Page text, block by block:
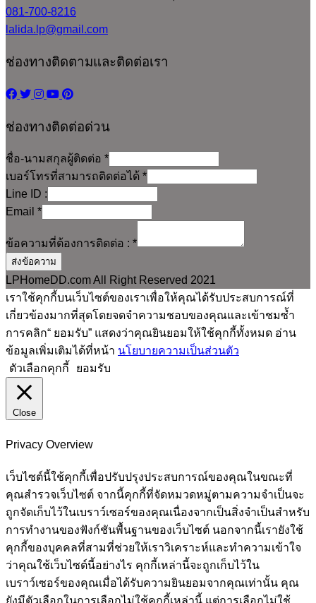
081-700-8216
lalida.lp@gmail.com
ช่องทางติดตามและติดต่อเรา
ช่องทางติดต่อด่วน
ชื่อ-นามสกุลผู้ติดต่อ *
เบอร์โทรที่สามารถติดต่อได้ *
Line ID :
Email *
ข้อความที่ต้องการติดต่อ : *
ส่งข้อความ
LPHomeDD.com All Right Reserved 2021
เราใช้คุกกี้บนเว็บไซต์ของเราเพื่อให้คุณได้รับประสบการณ์ที่
เกี่ยวข้องมากที่สุดโดยจดจำความชอบของคุณและเข้าชมซ้ำ
การคลิก“ ยอมรับ” แสดงว่าคุณยินยอมให้ใช้คุกกี้ทั้งหมด อ่าน
ข้อมูลเพิ่มเติมได้ที่หน้า นโยบายความเป็นส่วนตัว
ตัวเลือกคุกกี้
ยอมรับ
Close
Privacy Overview
เว็บไซต์นี้ใช้คุกกี้เพื่อปรับปรุงประสบการณ์ของคุณในขณะที่
คุณสำรวจเว็บไซต์ จากนี้คุกกี้ที่จัดหมวดหมู่ตามความจำเป็นจะ
ถูกจัดเก็บไว้ในเบราว์เซอร์ของคุณเนื่องจากเป็นสิ่งจำเป็นสำหรับ
การทำงานของฟังก์ชันพื้นฐานของเว็บไซต์ นอกจากนี้เรายังใช้
คุกกี้ของบุคคลที่สามที่ช่วยให้เราวิเคราะห์และทำความเข้าใจ
ว่าคุณใช้เว็บไซต์นี้อย่างไร คุกกี้เหล่านี้จะถูกเก็บไว้ใน
เบราว์เซอร์ของคุณเมื่อได้รับความยินยอมจากคุณเท่านั้น คุณ
ยังมีตัวเลือกในการเลือกไม่ใช้คุกกี้เหล่านี้ แต่การเลือกไม่ใช้